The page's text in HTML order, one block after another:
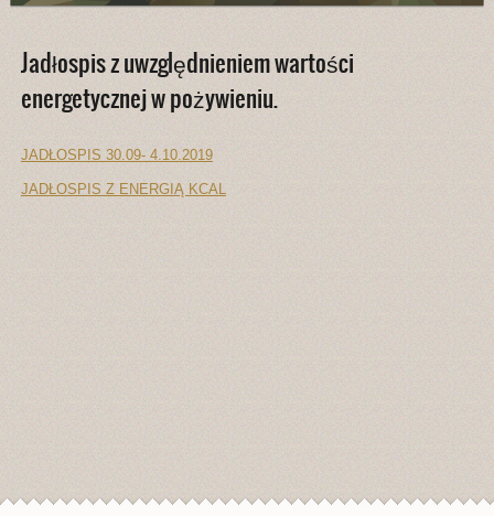
Jadłospis z uwzględnieniem wartości
energetycznej w pożywieniu.
JADŁOSPIS 30.09- 4.10.2019
JADŁOSPIS Z ENERGIĄ KCAL